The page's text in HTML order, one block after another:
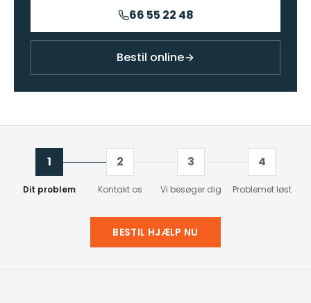
66 55 22 48
Bestil online
1
Dit problem
2
Kontakt os
3
Vi besøger dig
4
Problemet løst
BESTIL HJÆLP NU